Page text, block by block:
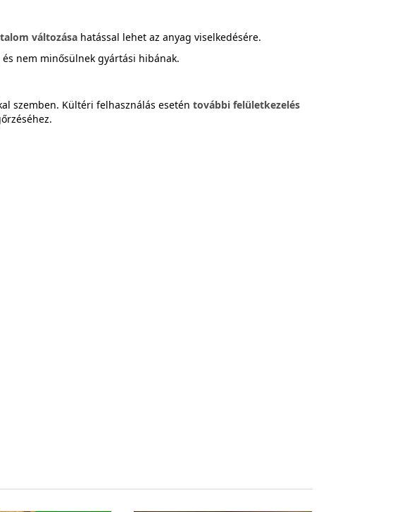
változása hatással lehet az anyag viselkedésére.
és nem minősülnek gyártási hibának.
szemben. Kültéri felhasználás esetén további felületkezelés